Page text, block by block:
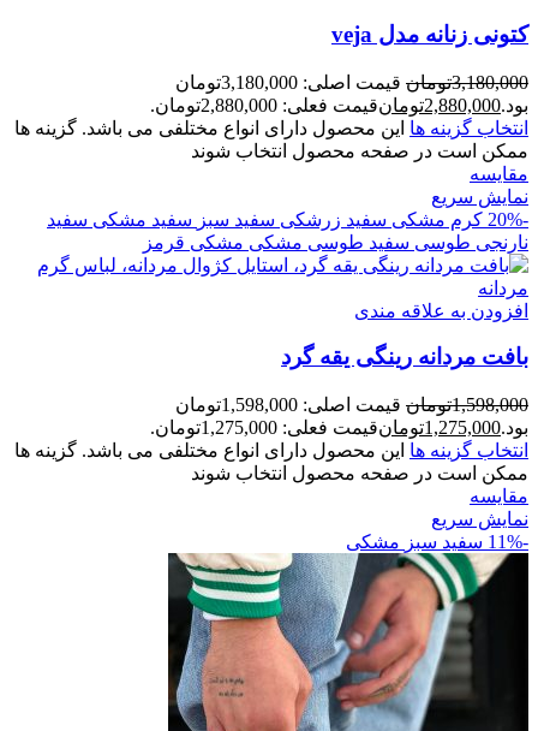
کتونی زنانه مدل veja
3,180,000تومان
قیمت اصلی: 3,180,000تومان
بود.2,880,000تومانقیمت فعلی: 2,880,000تومان.
انتخاب گزینه ها این محصول دارای انواع مختلفی می باشد. گزینه ها
ممکن است در صفحه محصول انتخاب شوند
مقايسه
نمایش سریع
-20%
کرم مشکی سفید زرشکی سفید سبز سفید مشکی سفید
نارنجی طوسی سفید طوسی مشکی مشکی قرمز
افزودن به علاقه مندی
بافت مردانه رينگی یقه گرد
1,598,000تومان
قیمت اصلی: 1,598,000تومان
بود.1,275,000تومانقیمت فعلی: 1,275,000تومان.
انتخاب گزینه ها این محصول دارای انواع مختلفی می باشد. گزینه ها
ممکن است در صفحه محصول انتخاب شوند
مقايسه
نمایش سریع
-11%
سفید سبز مشکی